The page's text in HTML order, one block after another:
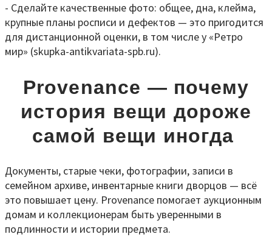
- Сделайте качественные фото: общее, дна, клейма,
крупные планы росписи и дефектов — это пригодится
для дистанционной оценки, в том числе у «Ретро
мир» (skupka-antikvariata-spb.ru).
Provenance — почему
история вещи дороже
самой вещи иногда
Документы, старые чеки, фотографии, записи в
семейном архиве, инвентарные книги дворцов — всё
это повышает цену. Provenance помогает аукционным
домам и коллекционерам быть уверенными в
подлинности и истории предмета.